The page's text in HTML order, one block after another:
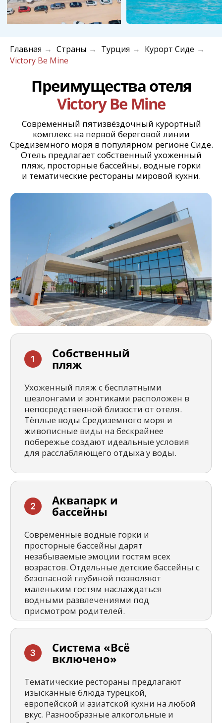
Главная → Страны → Турция → Курорт Сиде →
Victory Be Mine
и тематические рестораны мировой кухни.
Собственный
пляж
Ухоженный пляж с бесплатными
шезлонгами и зонтиками расположен в
непосредственной близости от отеля.
Тёплые воды Средиземного моря и
побережье создают идеальные условия
Аквапарк и
бассейны
Современные водные горки и
просторные бассейны дарят
незабываемые эмоции гостям всех
возрастов. Отдельные детские бассейны с
безопасной глубиной позволяют
маленьким гостям наслаждаться
водными развлечениями под
присмотром родителей.
включено»
Тематические рестораны предлагают
европейской и азиатской кухни на любой
вкус. Разнообразные алкогольные и
безалкогольные напитки доступны на
дополнительных расходов.
Развлечения и
анимация
Профессиональная анимационная
команда организует яркие дневные
тематические вечеринки для взрослых и
детей. Спортивные площадки, дискотека
и развлекательные мероприятия
наполняют каждый день отпуска
Спа и
велнес
Современный спа-центр с турецкой
баней, сауной и разнообразными
массажными программами помогает
полностью восстановить силы.
Профессиональные процедуры по уходу